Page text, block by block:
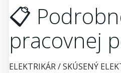
📋
pracovnej
ELEKTRIKÁR / SKÚSENÝ